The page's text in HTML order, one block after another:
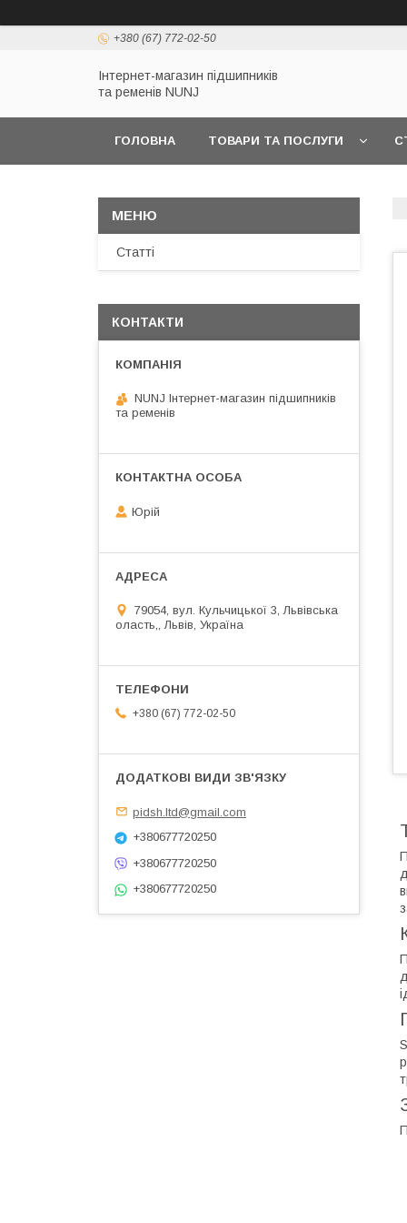
+380 (67) 772-02-50
Інтернет-магазин підшипників
та ременів NUNJ
ГОЛОВНА ТОВАРИ ТА ПОСЛУГИ
Статті
КОНТАКТИ
NUNJ Інтернет-магазин підшипників
та ременів
Юрій
79054, вул. Кульчицької 3, Львівська
оласть,, Львів, Україна
+380 (67) 772-02-50
pidsh.ltd@gmail.com
+380677720250
+380677720250
+380677720250